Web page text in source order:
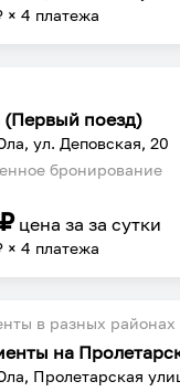
× 4 платежа
(Первый поезд)
ул. Деповская, 20
бронирование
цена заза сутки
× 4 платежа
в разных районах
на
Пролетарская